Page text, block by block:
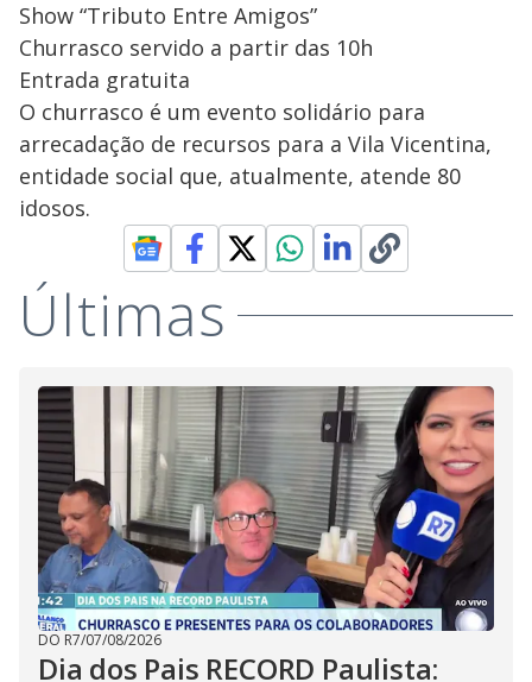
Show “Tributo Entre Amigos”
Churrasco servido a partir das 10h
Entrada gratuita
O churrasco é um evento solidário para
arrecadação de recursos para a Vila Vicentina,
entidade social que, atualmente, atende 80
idosos.
Últimas
DO R7/07/08/2026
Dia dos Pais RECORD Paulista: